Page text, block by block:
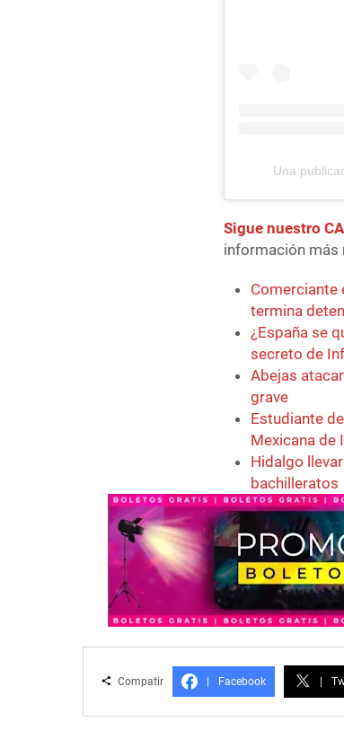
Una
Sigue nuestro
información más
Comerciante
termina
¿España se
secreto de
Abejas
grave
Estudiante
Mexicana de
Hidalgo
bachilleratos
Compatir | Facebook |